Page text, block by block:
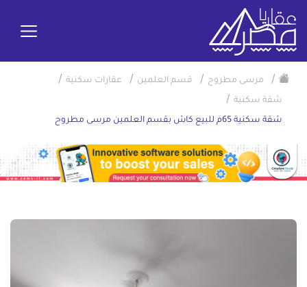
/ مرسى مطروح / قسم العلمين / عقارات سكنية /
شقة سكنية /
شقة سكنية 65م للبيع كاش بقسم العلمين مرسى مطروح